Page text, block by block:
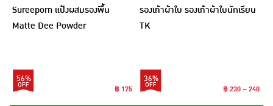
Sureeporn แป้งผสมรองพื้น
Matte Dee Powder
56%
฿ 175
รองเท้าผ้าใบ รองเท้าผ้าใบนักเรียน
TK
36%
฿ 230 ~ 240